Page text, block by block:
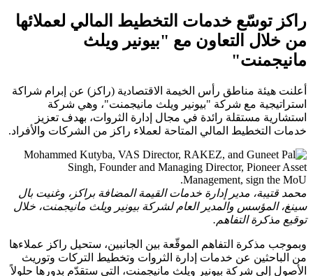
راكز توسّع خدمات التخطيط المالي لعملائها
من خلال التعاون مع "بيونير ويلث
مانيجمنت"
أعلنت هيئة مناطق رأس الخيمة الاقتصادية (راكز) عن إبرام شراكة
استراتيجية مع شركة "بيونير ويلث مانيجمنت"، وهي شركة
استشارية مستقلة رائدة في مجال إدارة الثروات، بهدف تعزيز
خدمات التخطيط المالي المتاحة لعملاء راكز من الشركات والأفراد.
محمد قتيبة، مدير إدارة خدمات القيمة المضافة براكز، وغنيت بال
سينغ، المؤسس والمدير العام لشركة بيونير ويلث مانيجمنت، خلال
توقيع مذكرة التفاهم.
وبموجب مذكرة التفاهم الموقّعة بين الجانبين، ستحيل راكز عملاءها
من الباحثين عن خدمات إدارة الثروات وتخطيط التركات وتوريث
الأصول إلى شركة بيونير ويلث مانيجمنت، التي ستقدّم بدورها حلولاً